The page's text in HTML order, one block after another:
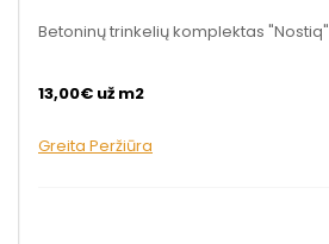
Betoninų trinkelių komplektas "Nostiq"
13,00€ už m2
Greita Peržiūra